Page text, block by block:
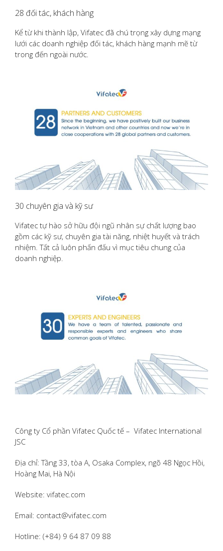
28 đối tác, khách hàng
Kể từ khi thành lập, Vifatec đã chú trọng xây dựng mạng
lưới các doanh nghiệp đối tác, khách hàng mạnh mẽ từ
trong đến ngoài nước.
30 chuyên gia và kỹ sư
Vifatec tự hào sở hữu đội ngũ nhân sự chất lượng bao
gồm các kỹ sư, chuyên gia tài năng, nhiệt huyết và trách
nhiệm. Tất cả luôn phấn đấu vì mục tiêu chung của
doanh nghiệp.
Công ty Cổ phần Vifatec Quốc tế – Vifatec International
JSC
Địa chỉ: Tầng 33, tòa A, Osaka Complex, ngõ 48 Ngọc Hồi,
Hoàng Mai, Hà Nội
Website: vifatec.com
Email: contact@vifatec.com
Hotline: (+84) 9 64 87 09 88